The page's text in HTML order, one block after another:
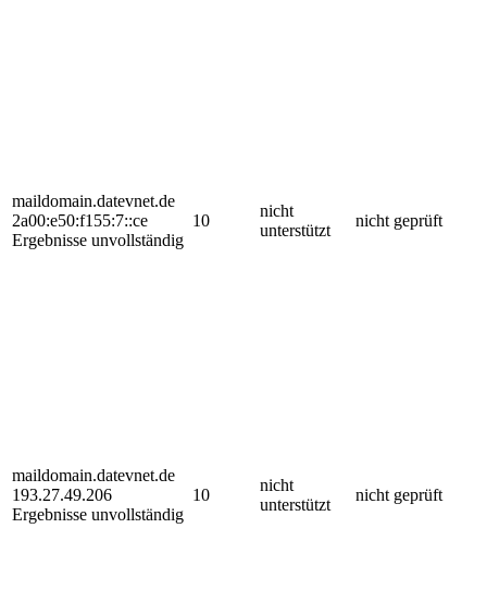
maildomain.datevnet.de
2a00:e50:f155:7::ce
Ergebnisse unvollständig
10
nicht
unterstützt
nicht geprüft
maildomain.datevnet.de
193.27.49.206
Ergebnisse unvollständig
10
nicht
unterstützt
nicht geprüft